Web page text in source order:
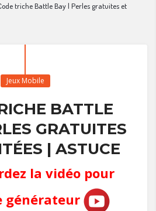
triche Battle Bay | Perles gratuites et
Jeux Mobile
BATTLE
GRATUITES
| ASTUCE
la vidéo pour
générateur